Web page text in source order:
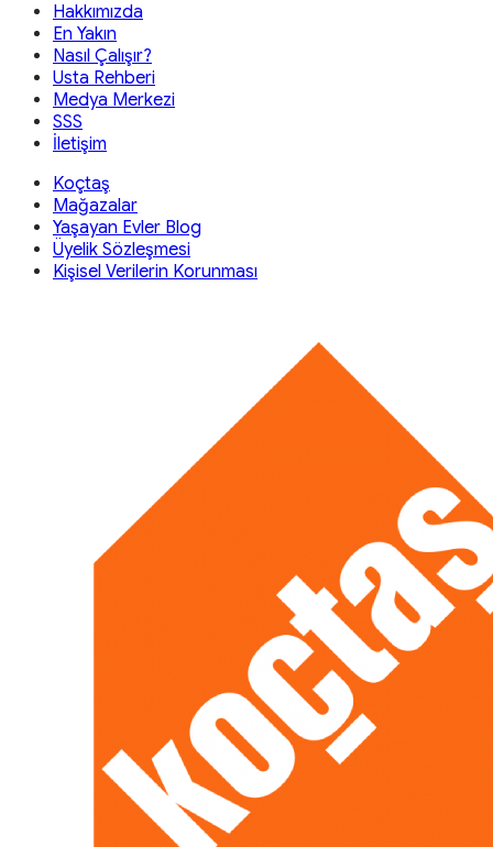
Hakkımızda
En Yakın
Nasıl Çalışır?
Usta Rehberi
Medya Merkezi
SSS
İletişim
Koçtaş
Mağazalar
Yaşayan Evler Blog
Üyelik Sözleşmesi
Kişisel Verilerin Korunması